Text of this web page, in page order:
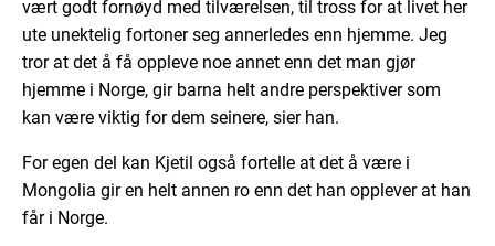
vært godt fornøyd med tilværelsen, til tross for at livet her
ute unektelig fortoner seg annerledes enn hjemme. Jeg
tror at det å få oppleve noe annet enn det man gjør
hjemme i Norge, gir barna helt andre perspektiver som
kan være viktig for dem seinere, sier han.
For egen del kan Kjetil også fortelle at det å være i
Mongolia gir en helt annen ro enn det han opplever at han
får i Norge.